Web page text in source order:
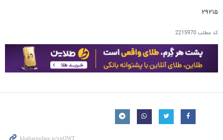
۲۹۲۱۵
کد مطلب2215970